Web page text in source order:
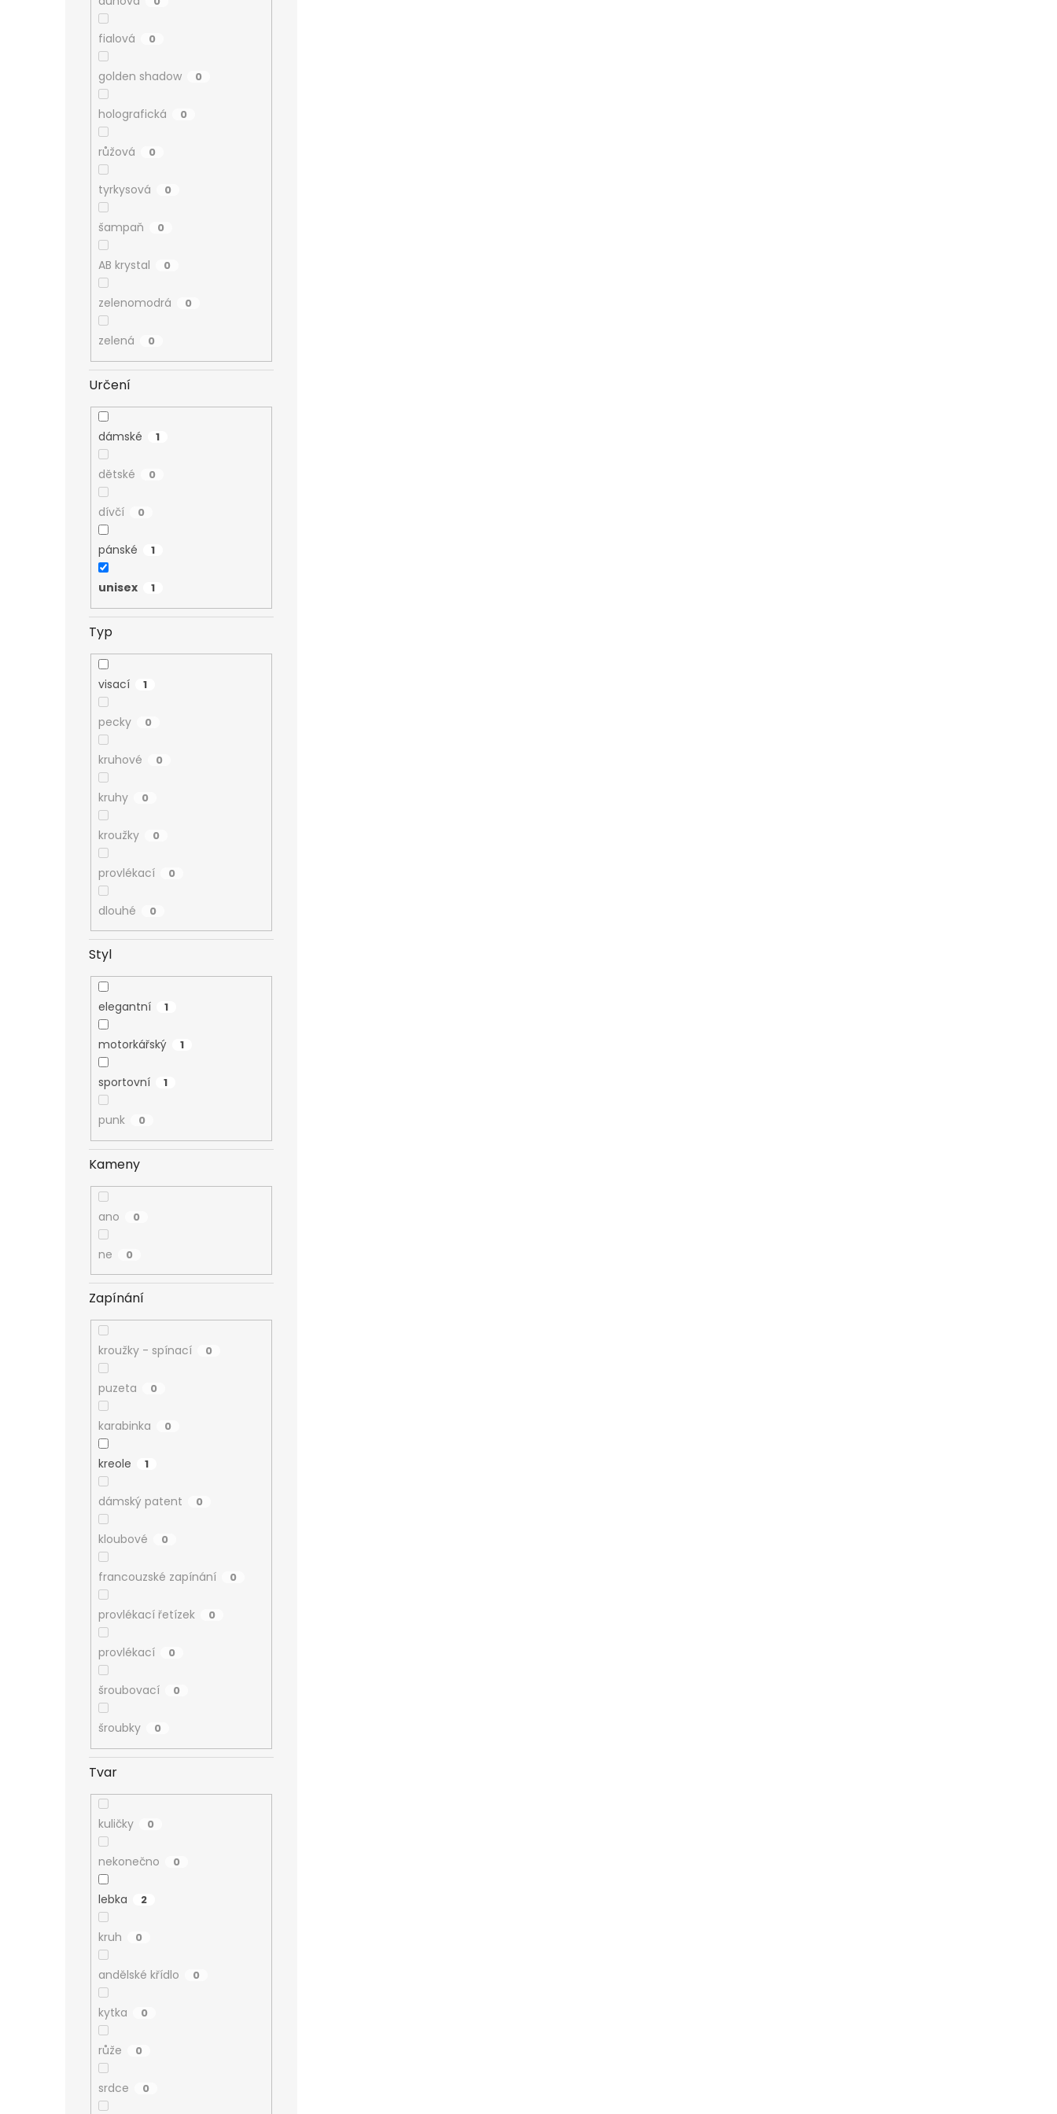
fialová 0
golden shadow 0
holografická 0
růžová 0
tyrkysová 0
šampaň 0
AB krystal 0
zelenomodrá 0
zelená 0
Určení
dámské 1
dětské 0
dívčí 0
pánské 1
unisex 1
Typ
visací 1
pecky 0
kruhové 0
kruhy 0
kroužky 0
provlékací 0
dlouhé 0
Styl
elegantní 1
motorkářský 1
sportovní 1
punk 0
Kameny
ano 0
ne 0
Zapínání
kroužky - spínací 0
puzeta 0
karabinka 0
kreole 1
dámský patent 0
kloubové 0
francouzské zapínání 0
provlékací řetízek 0
provlékací 0
šroubovací 0
šroubky 0
Tvar
kuličky 0
nekonečno 0
lebka 2
kruh 0
andělské křídlo 0
kytka 0
růže 0
srdce 0